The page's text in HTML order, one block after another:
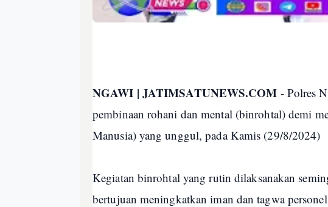
NGAWI | JATIMSATUNEWS.COM - Polres
pembinaan rohani dan mental (binrohtal) demi
Manusia) yang unggul, pada Kamis (29/8/2024)
Kegiatan binrohtal yang rutin dilaksanakan
bertujuan meningkatkan iman dan tagwa